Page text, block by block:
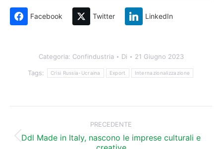
Facebook Twitter LinkedIn
Categoria: Confindustria Di 21 Giugno 2023
Tags: Crisi Russia-Ucraina Export Internazionalizzazione
tra
PRECEDENTE
Post
Ddl Made in Italy, nascono le imprese culturali e